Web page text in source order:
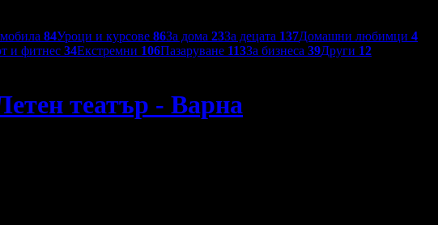
84Уроци и курсове 86За дома 23За децата 137Домашни любимци 4
и фитнес 34Екстремни 106Пазаруване 113За бизнеса 39Други 12
театър - Варна